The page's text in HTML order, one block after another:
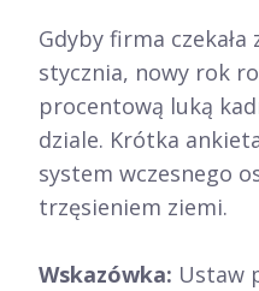
Gdyby firma
stycznia, nowy rok
procentową luką
dziale. Krótka
system wczesnego
trzęsieniem ziemi.
Wskazówka: Ustaw